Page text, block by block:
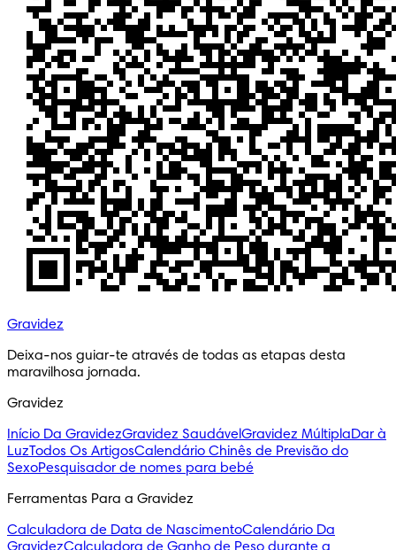
Gravidez
Deixa-nos guiar-te através de todas as etapas desta
maravilhosa jornada.
Gravidez
Início Da GravidezGravidez SaudávelGravidez MúltiplaDar à
LuzTodos Os ArtigosCalendário Chinês de Previsão do
SexoPesquisador de nomes para bebé
Ferramentas Para a Gravidez
Calculadora de Data de NascimentoCalendário Da